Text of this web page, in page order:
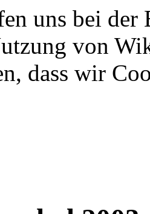
uns bei
von
dass wir